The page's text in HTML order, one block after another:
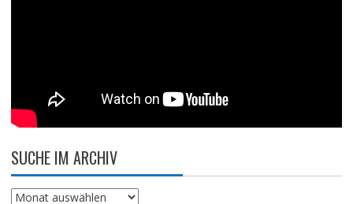
SUCHE IM ARCHIV
Suche